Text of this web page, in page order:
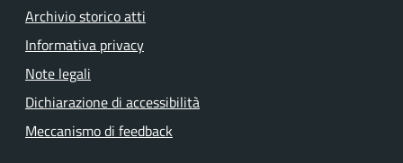
Archivio storico atti
Informativa privacy
Note legali
Dichiarazione di accessibilità
Meccanismo di feedback